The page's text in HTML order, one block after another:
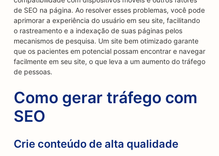
de SEO na página. Ao resolver esses problemas, você pode
aprimorar a experiência do usuário em seu site, facilitando
o rastreamento e a indexação de suas páginas pelos
mecanismos de pesquisa. Um site bem otimizado garante
que os pacientes em potencial possam encontrar e navegar
facilmente em seu site, o que leva a um aumento do tráfego
de pessoas.
Como gerar tráfego com
SEO
Crie conteúdo de alta qualidade